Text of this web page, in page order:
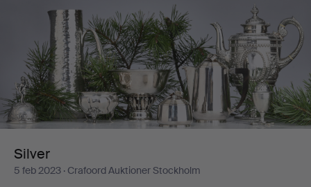
Silver
5 feb 2023 · Crafoord Auktioner Stockholm